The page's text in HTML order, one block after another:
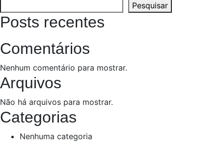
Pesquisar
Posts recentes
Comentários
Nenhum comentário para mostrar.
Arquivos
Não há arquivos para mostrar.
Categorias
Nenhuma categoria